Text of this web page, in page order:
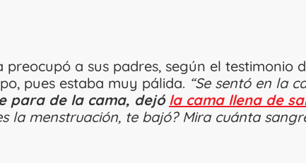
preocupó a sus padres, según el testimonio
pues estaba muy pálida. “Se sentó en la
para de la cama, dejó la cama llena de
la menstruación, te bajó? Mira cuánta